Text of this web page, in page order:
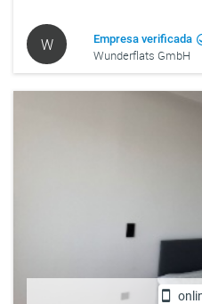
W Empresa verificada
Wunderflats GmbH